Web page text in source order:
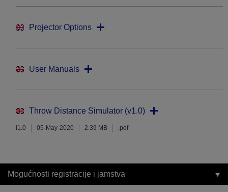
Projector Options
User Manuals
Throw Distance Simulator (v1.0)
i1.0 05-May-2020 2.39 MB .pdf
Mogućnosti registracije i jamstva